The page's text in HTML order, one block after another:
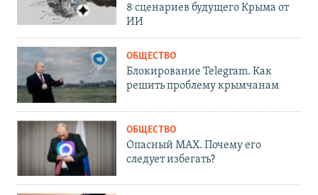
8 сценариев будущего Крыма от
ИИ
ОБЩЕСТВО
Блокирование Telegram. Как
решить проблему крымчанам
ОБЩЕСТВО
Опасный MAX. Почему его
следует избегать?